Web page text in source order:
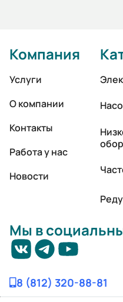
Компания
Услуги
О компании
Контакты
Работа у нас
Новости
Мы в
8 (812) 320-88-81